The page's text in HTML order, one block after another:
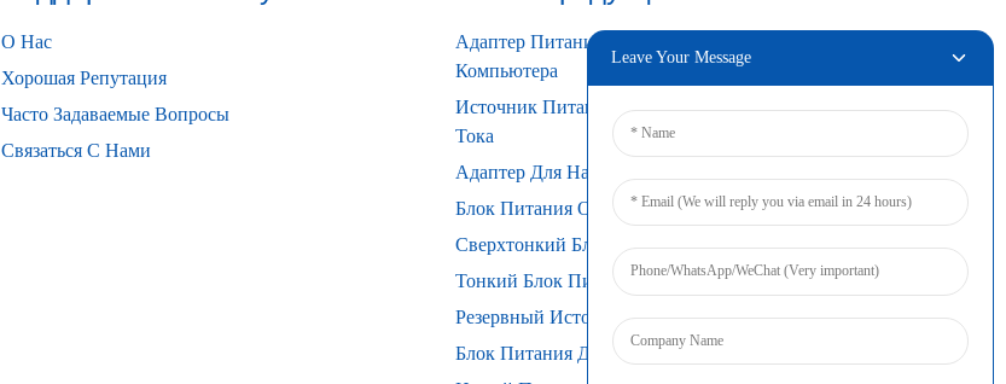
О Нас
Хорошая Репутация
Часто Задаваемые Вопросы
Связаться С Нами
Адаптер Питания Для Настольного
Компьютера
Источник Питания Переменного/постоянного
Тока
Адаптер Для Настенного Крепления
Блок Питания Открытого Типа
Сверхтонкий Блок Питания
Тонкий Блок Питания
Резервный Источник Питания От Батареи
Блок Питания Для DIN-Рейки
Leave Your Message